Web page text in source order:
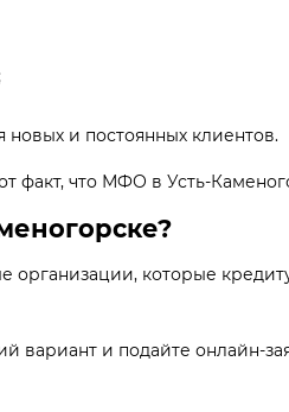
и постоянных клиентов.
факт, что МФО в Усть-
которые
и подайте онлайн-